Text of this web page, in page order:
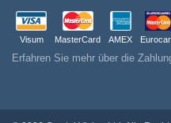
Visum MasterCard AMEX
Erfahren Sie mehr über die